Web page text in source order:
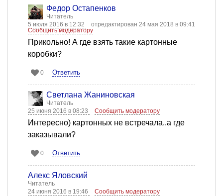
Федор Остапенков
Читатель
5 июля 2016 в 12:32
отредактирован 24 мая 2018 в 09:41
Сообщить модератору
Прикольно! А где взять такие картонные
коробки?
0 Ответить
Светлана Жаниновская
Читатель
25 июня 2016 в 08:23
Сообщить модератору
Интересно) картонных не встречала..а где
заказывали?
0 Ответить
Алекс Яловский
Читатель
24 июня 2016 в 19:46
Сообщить модератору